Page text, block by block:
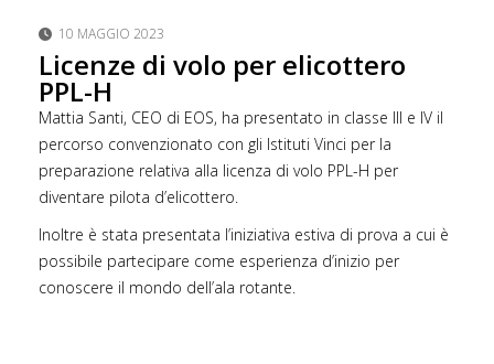
10 MAGGIO 2023
Licenze di volo per elicottero
PPL-H
Mattia Santi, CEO di EOS, ha presentato in classe III e IV il
percorso convenzionato con gli Istituti Vinci per la
preparazione relativa alla licenza di volo PPL-H per
diventare pilota d’elicottero.
Inoltre è stata presentata l’iniziativa estiva di prova a cui è
possibile partecipare come esperienza d’inizio per
conoscere il mondo dell’ala rotante.